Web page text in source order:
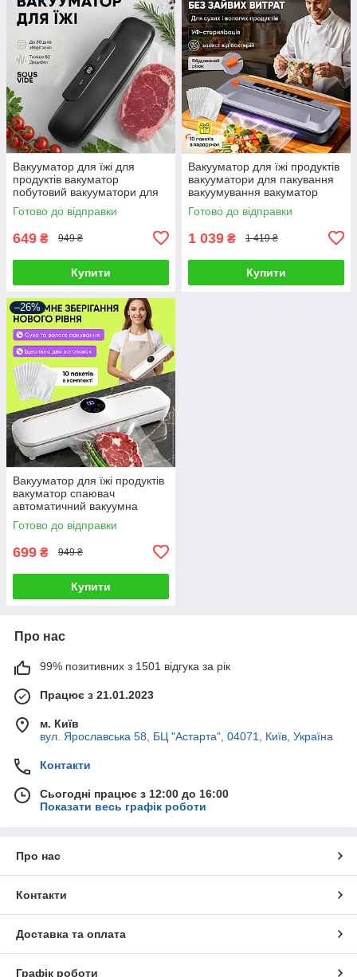
Вакууматор для їжі для
продуктів вакуматор
побутовий вакууматори для
пакування вакуумування
продуктів домашній кухонний
Готово до відправки
649 ₴ 949 ₴
Купити
Вакууматор для їжі продуктів
вакууматори для пакування
вакуумування вакуматор
потужний вакуумний
пакувальник
Готово до відправки
1 039 ₴ 1 419 ₴
Купити
–26%
Вакууматор для їжі продуктів
вакуматор спаювач
автоматичний вакуумна
пакувальна машина з
екраном
Готово до відправки
699 ₴ 949 ₴
Купити
Про нас
99% позитивних з 1501 відгука за рік
Працює з 21.01.2023
м. Київ
вул. Ярославська 58, БЦ "Астарта", 04071, Київ, Україна
Контакти
Сьогодні працює з 12:00 до 16:00
Показати весь графік роботи
Про нас
Контакти
Доставка та оплата
Графік роботи